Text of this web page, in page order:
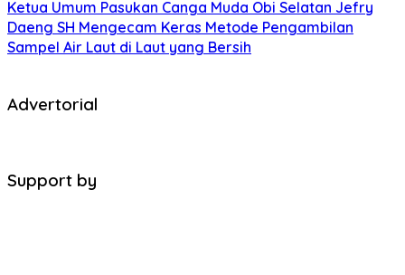
Ketua Umum Pasukan Canga Muda Obi Selatan Jefry
Daeng SH Mengecam Keras Metode Pengambilan
Sampel Air Laut di Laut yang Bersih
Advertorial
Support by